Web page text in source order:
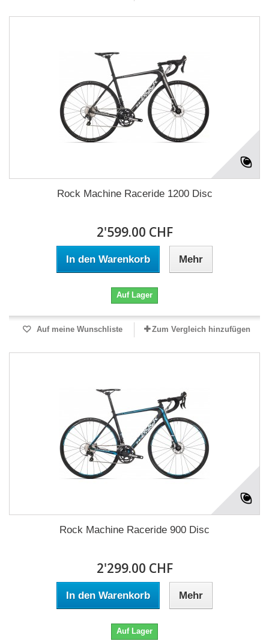
Rock Machine Raceride 1200 Disc
2'599.00 CHF
In den Warenkorb Mehr
Auf Lager
Auf meine Wunschliste Zum Vergleich hinzufügen
Rock Machine Raceride 900 Disc
2'299.00 CHF
In den Warenkorb Mehr
Auf Lager